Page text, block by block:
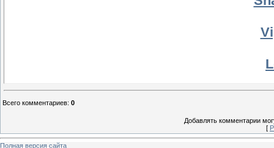
Всего комментариев: 0
Добавлять комментарии
[
Полная версия сайта